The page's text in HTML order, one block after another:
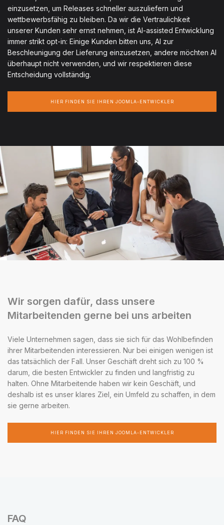
einzusetzen, um Releases schneller auszuliefern und
wettbewerbsfähig zu bleiben. Da wir die Vertraulichkeit
unserer Kunden sehr ernst nehmen, ist AI-assisted Entwicklung
immer strikt opt-in: Einige Kunden bitten uns, AI zur
Beschleunigung der Lieferung einzusetzen, andere möchten AI
überhaupt nicht verwenden, und wir respektieren diese
Entscheidung vollständig.
HIER FINDEN SIE IHREN JOOMLA-ENTWICKLER
Wir sorgen dafür, dass unsere
Mitarbeitenden gerne bei uns arbeiten
Viele Unternehmen sagen, dass sie sich für das Wohlbefinden
ihrer Mitarbeitenden interessieren. Nur bei einigen wenigen ist
das tatsächlich der Fall. Unser Geschäft dreht sich zu 100 %
darum, die besten Entwickler zu finden und langfristig zu
halten. Ohne Mitarbeitende haben wir kein Geschäft, und
deshalb ist es unser klares Ziel, ein Umfeld zu schaffen, in dem
sie gerne arbeiten.
HIER FINDEN SIE IHREN JOOMLA-ENTWICKLER
FAQ